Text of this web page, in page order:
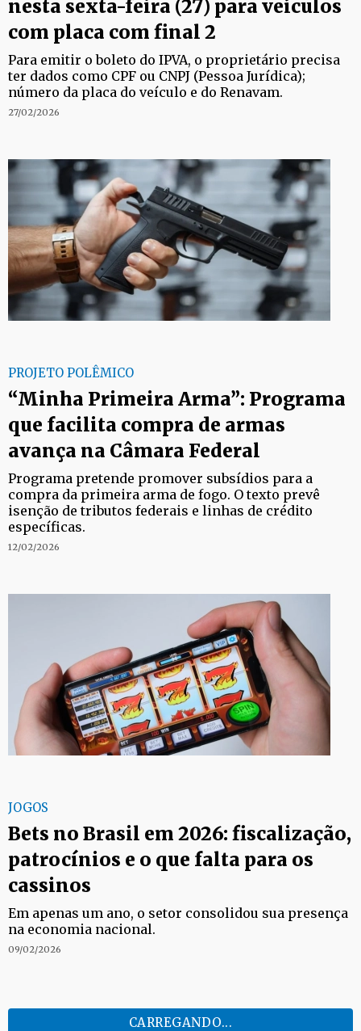
nesta sexta-feira (27) para veículos
com placa com final 2
Para emitir o boleto do IPVA, o proprietário precisa
ter dados como CPF ou CNPJ (Pessoa Jurídica);
número da placa do veículo e do Renavam.
27/02/2026
PROJETO POLÊMICO
“Minha Primeira Arma”: Programa
que facilita compra de armas
avança na Câmara Federal
Programa pretende promover subsídios para a
compra da primeira arma de fogo. O texto prevê
isenção de tributos federais e linhas de crédito
específicas.
12/02/2026
JOGOS
Bets no Brasil em 2026: fiscalização,
patrocínios e o que falta para os
cassinos
Em apenas um ano, o setor consolidou sua presença
na economia nacional.
09/02/2026
CARREGANDO...